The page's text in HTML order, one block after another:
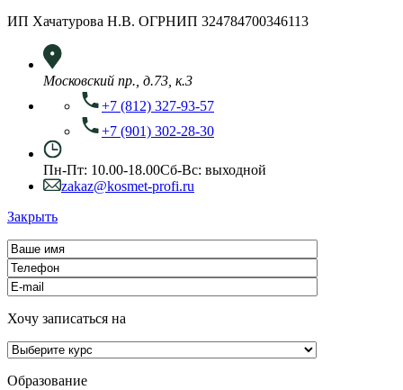
ИП Хачатурова Н.В. ОГРНИП 324784700346113
Московский пр., д.73, к.3
+7 (812) 327-93-57
+7 (901) 302-28-30
Пн-Пт: 10.00-18.00Сб-Вс: выходной
zakaz@kosmet-profi.ru
Закрыть
Хочу записаться на
Образование